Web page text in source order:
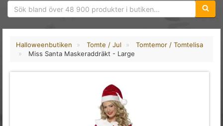
Halloweenbutiken Tomte / Jul
Tomtemor / Tomtelisa
Miss Santa Maskeraddräkt - Large